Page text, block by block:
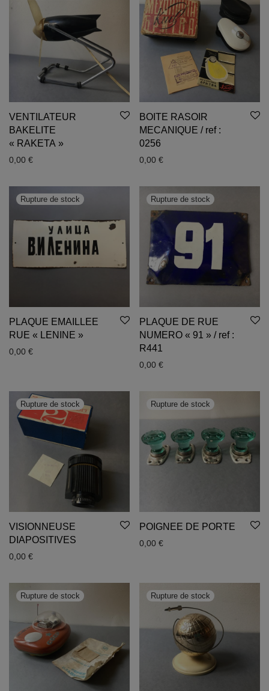
VENTILATEUR
BAKELITE
« RAKETA »
0,00 €
BOITE RASOIR
MECANIQUE / ref :
0256
0,00 €
PLAQUE EMAILLEE
RUE « LENINE »
0,00 €
PLAQUE DE RUE
NUMERO « 91 » / ref :
R441
0,00 €
VISIONNEUSE
DIAPOSITIVES
0,00 €
POIGNEE DE PORTE
0,00 €